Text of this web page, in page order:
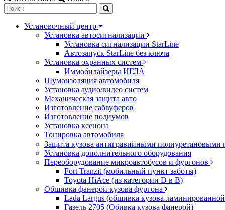
Установочный центр
Установка автосигнализации
Установка сигнализации StarLine
Автозапуск StarLine без ключа
Установка охранных систем
Иммобилайзеры ИГЛА
Шумоизоляция автомобиля
Установка аудио/видео систем
Механическая защита авто
Изготовление сабвуферов
Изготовление подиумов
Установка ксенона
Тонировка автомобиля
Защита кузова антигравийными полиуретановыми
Установка дополнительного оборудования
Переоборудование микроавтобусов и фургонов
Fort Tranzit (мобильный пункт заботы)
Toyota HiAce (из категории D в B)
Обшивка фанерой кузова фургона
Lada Largus (обшивка кузова
Газель 2705 (Обивка кузова фанерой)